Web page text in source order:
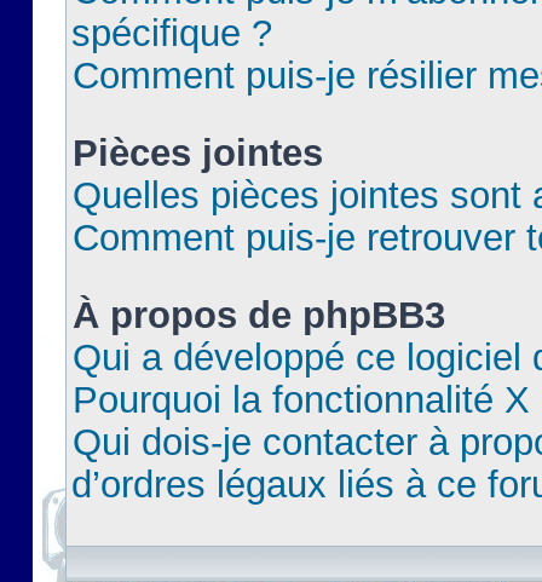
spécifique ?
Comment puis-je résilier
Pièces jointes
Quelles pièces jointes sont
Comment puis-je retrouver
À propos de phpBB3
Qui a développé ce logiciel
Pourquoi la fonctionnalité X
Qui dois-je contacter à
d’ordres légaux liés à ce